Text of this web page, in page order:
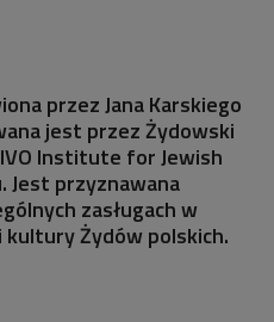
przez Jana Karskiego
jest przez Żydowski
Institute for Jewish
Jest przyznawana
zasługach w
Żydów polskich.